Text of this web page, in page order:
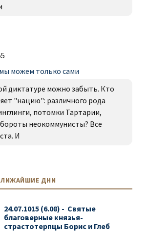
можем только сами
диктатуре можно забыть. Кто
"нацию": различного рода
потомки Тартарии,
неокоммунисты? Все
И
ДНИ
24.07.1015 (6.08) - Святые
благоверные князья-
страстотерпцы Борис и Глеб